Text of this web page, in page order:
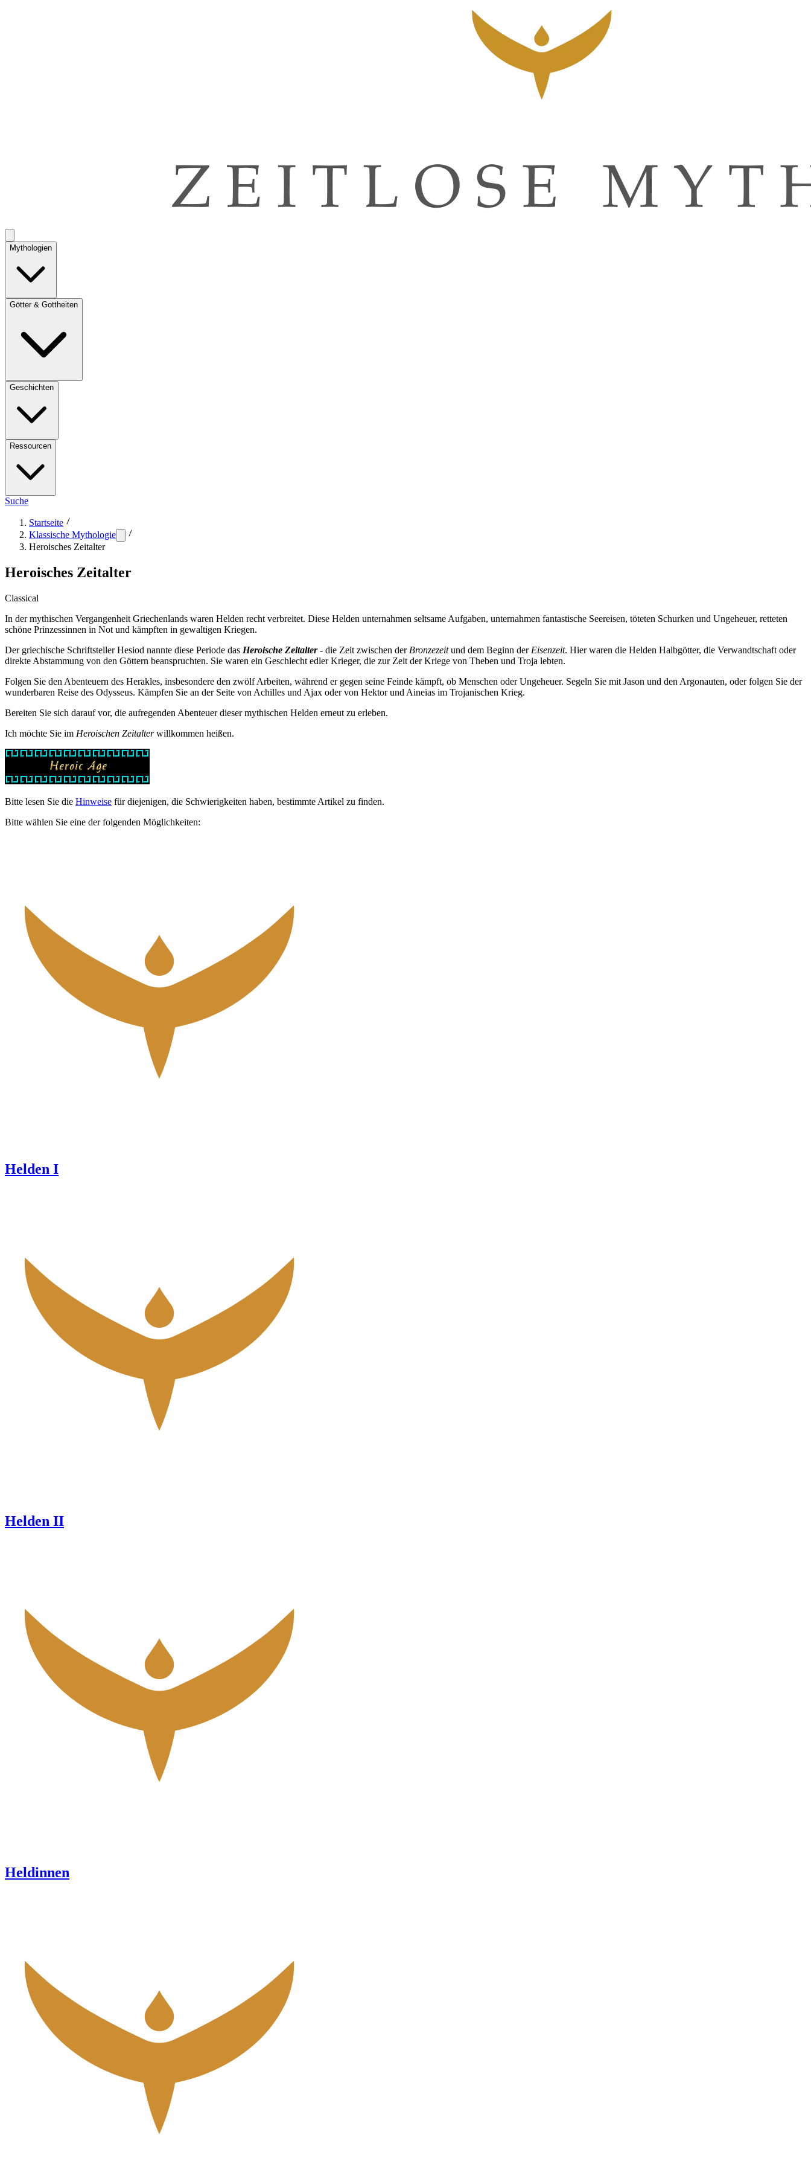
Mythologien
Götter & Gottheiten
Geschichten
Ressourcen
Suche
Startseite
Klassische Mythologie
Heroisches Zeitalter
Heroisches Zeitalter
Classical
In der mythischen Vergangenheit Griechenlands waren Helden recht verbreitet. Diese Helden unternahmen seltsame Aufgaben, unternahmen fantastische Seereisen, töteten Schurken und Ungeheuer, retteten
schöne Prinzessinnen in Not und kämpften in gewaltigen Kriegen.
Der griechische Schriftsteller Hesiod nannte diese Periode das Heroische Zeitalter- die Zeit zwischen der Bronzezeitund dem Beginn der Eisenzeit. Hier waren die Helden Halbgötter, die Verwandtschaft oder
direkte Abstammung von den Göttern beanspruchten. Sie waren ein Geschlecht edler Krieger, die zur Zeit der Kriege von Theben und Troja lebten.
Folgen Sie den Abenteuern des Herakles, insbesondere den zwölf Arbeiten, während er gegen seine Feinde kämpft, ob Menschen oder Ungeheuer. Segeln Sie mit Jason und den Argonauten, oder folgen Sie der
wunderbaren Reise des Odysseus. Kämpfen Sie an der Seite von Achilles und Ajax oder von Hektor und Aineias im Trojanischen Krieg.
Bereiten Sie sich darauf vor, die aufregenden Abenteuer dieser mythischen Helden erneut zu erleben.
Ich möchte Sie im Heroischen Zeitalterwillkommen heißen.
Bitte lesen Sie die Hinweise für diejenigen, die Schwierigkeiten haben, bestimmte Artikel zu finden.
Bitte wählen Sie eine der folgenden Möglichkeiten:
Helden I
Helden II
Heldinnen